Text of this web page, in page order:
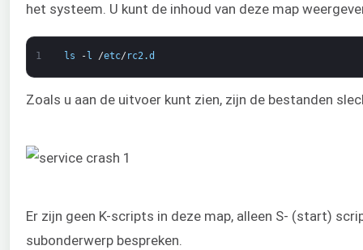
het systeem. U kunt de inhoud van deze map
1 ls -l /etc/ rc2 .d
Zoals u aan de uitvoer kunt zien, zijn de bestanden
Er zijn geen K-scripts in deze map, alleen S- (start)
subonderwerp bespreken.